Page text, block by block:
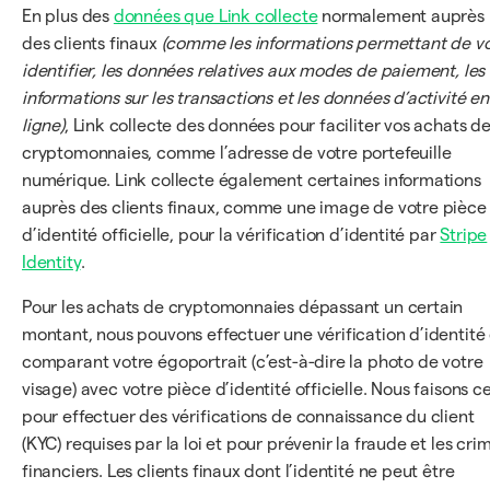
En plus des données que Link collectenormalement auprès
des clients finaux (comme les informations permettant de
identifier, les données relatives aux modes de paiement, les
informations sur les transactions et les données d’activité en
ligne), Link collecte des données pour faciliter vos achats de
cryptomonnaies, comme l’adresse de votre portefeuille
numérique. Link collecte également certaines informations
auprès des clients finaux, comme une image de votre pièce
d’identité officielle, pour la vérification d’identité parStripe
Identity.
Pour les achats de cryptomonnaies dépassant un certain
montant, nous pouvons effectuer une vérification d’identité
comparant votre égoportrait (c’est-à-dire la photo de votre
visage) avec votre pièce d’identité officielle. Nous faisons
pour effectuer des vérifications de connaissance du client
(KYC) requises par la loi et pour prévenir la fraude et les
financiers. Les clients finaux dont l’identité ne peut être